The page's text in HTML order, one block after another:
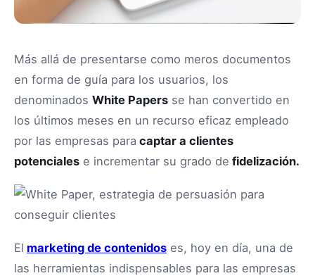
Más allá de presentarse como meros documentos
en forma de guía para los usuarios, los
denominados White Papers se han convertido en
los últimos meses en un recurso eficaz empleado
por las empresas para captar a clientes
potenciales e incrementar su grado de fidelización.
El marketing de contenidos es, hoy en día, una de
las herramientas indispensables para las empresas